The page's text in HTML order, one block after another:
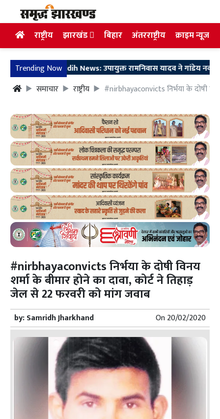
राष्ट्रीय झारखंड बिहार अंतरराष्ट्रीय क्राइम न्यूज
Trending Now
Giridih News: उपायुक्त रामनिवास यादव ने गांडेय नवोदय
समाचार
राष्ट्रीय #nirbhayaconvicts निर्भया के दोषी
#nirbhayaconvicts निर्भया के दोषी विनय
शर्मा के बीमार होने का दावा, कोर्ट ने तिहाड़
जेल से 22 फरवरी को मांग जवाब
by:Samridh Jharkhand On20/02/2020